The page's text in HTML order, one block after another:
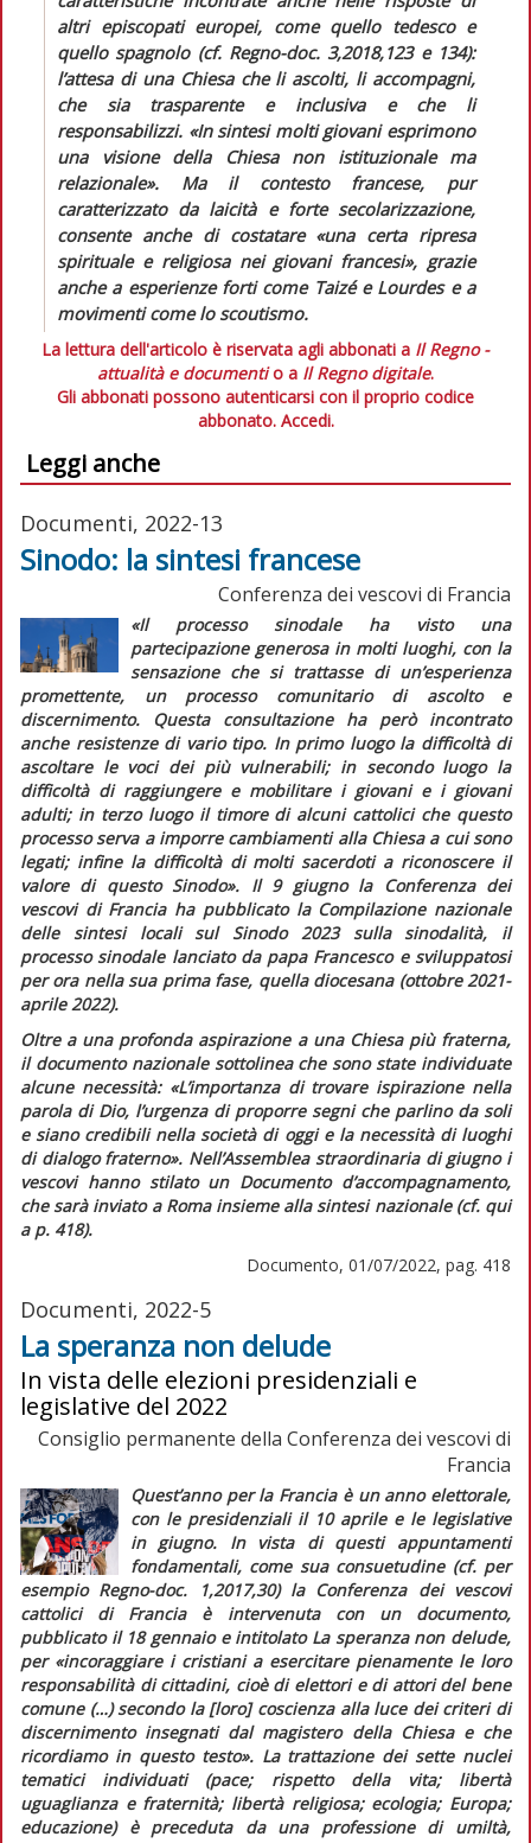
altri episcopati europei, come quello tedesco e
quello spagnolo (cf. Regno-doc. 3,2018,123 e 134):
l’attesa di una Chiesa che li ascolti, li accompagni,
che sia trasparente e inclusiva e che li
responsabilizzi. «In sintesi molti giovani esprimono
una visione della Chiesa non istituzionale ma
relazionale». Ma il contesto francese, pur
caratterizzato da laicità e forte secolarizzazione,
consente anche di costatare «una certa ripresa
spirituale e religiosa nei giovani francesi», grazie
anche a esperienze forti come Taizé e Lourdes e a
movimenti come lo scoutismo.
La lettura dell'articolo è riservata agli abbonati a Il Regno -
attualità e documentio a Il Regno digitale.
Gli abbonati possono autenticarsi con il proprio codice
abbonato. Accedi.
Leggi anche
Documenti, 2022-13
Sinodo: la sintesi francese
Conferenza dei vescovi di Francia
«Il processo sinodale ha visto una
partecipazione generosa in molti luoghi, con la
sensazione che si trattasse di un’esperienza
promettente, un processo comunitario di ascolto e
discernimento. Questa consultazione ha però incontrato
anche resistenze di vario tipo. In primo luogo la difficoltà di
ascoltare le voci dei più vulnerabili; in secondo luogo la
difficoltà di raggiungere e mobilitare i giovani e i giovani
adulti; in terzo luogo il timore di alcuni cattolici che questo
processo serva a imporre cambiamenti alla Chiesa a cui sono
legati; infine la difficoltà di molti sacerdoti a riconoscere il
valore di questo Sinodo». Il 9 giugno la Conferenza dei
vescovi di Francia ha pubblicato la Compilazione nazionale
delle sintesi locali sul Sinodo 2023 sulla sinodalità, il
processo sinodale lanciato da papa Francesco e sviluppatosi
per ora nella sua prima fase, quella diocesana (ottobre 2021-
aprile 2022).
Oltre a una profonda aspirazione a una Chiesa più fraterna,
il documento nazionale sottolinea che sono state individuate
alcune necessità: «L’importanza di trovare ispirazione nella
parola di Dio, l’urgenza di proporre segni che parlino da soli
e siano credibili nella società di oggi e la necessità di luoghi
di dialogo fraterno». Nell’Assemblea straordinaria di giugno i
vescovi hanno stilato un Documento d’accompagnamento,
che sarà inviato a Roma insieme alla sintesi nazionale (cf. qui
a p. 418).
Documento, 01/07/2022, pag. 418
Documenti, 2022-5
La speranza non delude
In vista delle elezioni presidenziali e
legislative del 2022
Consiglio permanente della Conferenza dei vescovi di
Francia
Quest’anno per la Francia è un anno elettorale,
con le presidenziali il 10 aprile e le legislative
in giugno. In vista di questi appuntamenti
fondamentali, come sua consuetudine (cf. per
esempio Regno-doc.
1,2017,30) la Conferenza dei vescovi
cattolici di Francia è intervenuta con un documento,
pubblicato il 18 gennaio e intitolato La speranza non delude,
per «incoraggiare i cristiani a esercitare pienamente le loro
responsabilità di cittadini, cioè di elettori e di attori del bene
comune (…) secondo la [loro] coscienza alla luce dei criteri di
discernimento insegnati dal magistero della Chiesa e che
ricordiamo in questo testo». La trattazione dei sette nuclei
tematici individuati (pace; rispetto della vita; libertà
uguaglianza e fraternità; libertà religiosa; ecologia; Europa;
educazione) è preceduta da una professione di umiltà,